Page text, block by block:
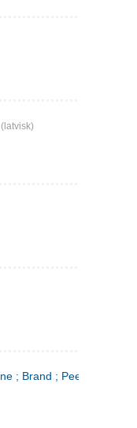
(latvisk)
; Brand ; Peer Gynt. 2